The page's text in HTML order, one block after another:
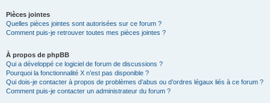
Pièces jointes
Quelles pièces jointes sont autorisées sur ce forum ?
Comment puis-je retrouver toutes mes pièces jointes ?
À propos de phpBB
Qui a développé ce logiciel de forum de discussions ?
Pourquoi la fonctionnalité X n’est pas disponible ?
Qui dois-je contacter à propos de problèmes d’abus ou d’ordres légaux liés à ce forum ?
Comment puis-je contacter un administrateur du forum ?